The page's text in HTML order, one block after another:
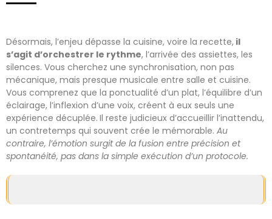
Désormais, l’enjeu dépasse la cuisine, voire la recette, il
s’agit d’orchestrer le rythme, l’arrivée des assiettes, les
silences. Vous cherchez une synchronisation, non pas
mécanique, mais presque musicale entre salle et cuisine.
Vous comprenez que la ponctualité d’un plat, l’équilibre d’un
éclairage, l’inflexion d’une voix, créent à eux seuls une
expérience décuplée. Il reste judicieux d’accueillir l’inattendu,
un contretemps qui souvent crée le mémorable. Au
contraire, l’émotion surgit de la fusion entre précision et
spontanéité, pas dans la simple exécution d’un protocole.